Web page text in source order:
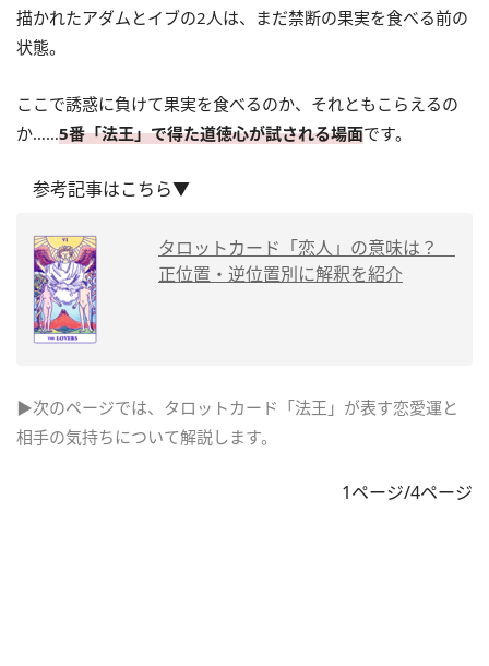
描かれたアダムとイブの2人は、まだ禁断の果実を食べる前の
状態。
ここで誘惑に負けて果実を食べるのか、それともこらえるの
か……5番「法王」で得た道徳心が試される場面です。
参考記事はこちら▼
タロットカード「恋人」の意味は？
正位置・逆位置別に解釈を紹介
▶次のページでは、タロットカード「法王」が表す恋愛運と
相手の気持ちについて解説します。
1ページ/4ページ